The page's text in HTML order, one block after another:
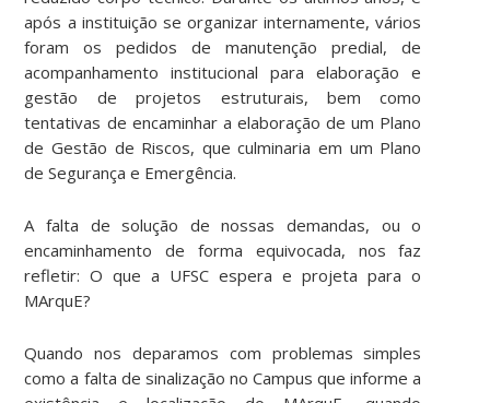
após a instituição se organizar internamente, vários
foram os pedidos de manutenção predial, de
acompanhamento institucional para elaboração e
gestão de projetos estruturais, bem como
tentativas de encaminhar a elaboração de um Plano
de Gestão de Riscos, que culminaria em um Plano
de Segurança e Emergência.
A falta de solução de nossas demandas, ou o
encaminhamento de forma equivocada, nos faz
refletir: O que a UFSC espera e projeta para o
MArquE?
Quando nos deparamos com problemas simples
como a falta de sinalização no Campus que informe a